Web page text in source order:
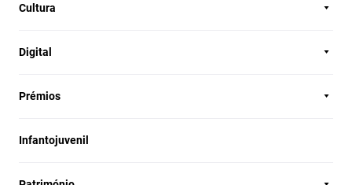
Cultura
Digital
Prémios
Infantojuvenil